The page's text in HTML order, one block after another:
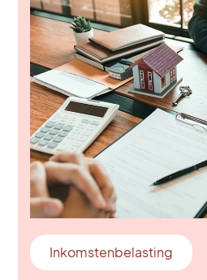
Inkomstenbelasting